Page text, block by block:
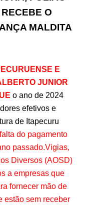
O
MALDITA
E
JUNIOR
o ano de 2024
efetivos e
de Itapecuru
do pagamento
passado.Vigias,
Diversos (AOSD)
a empresas que
fornecer mão de
estão sem receber